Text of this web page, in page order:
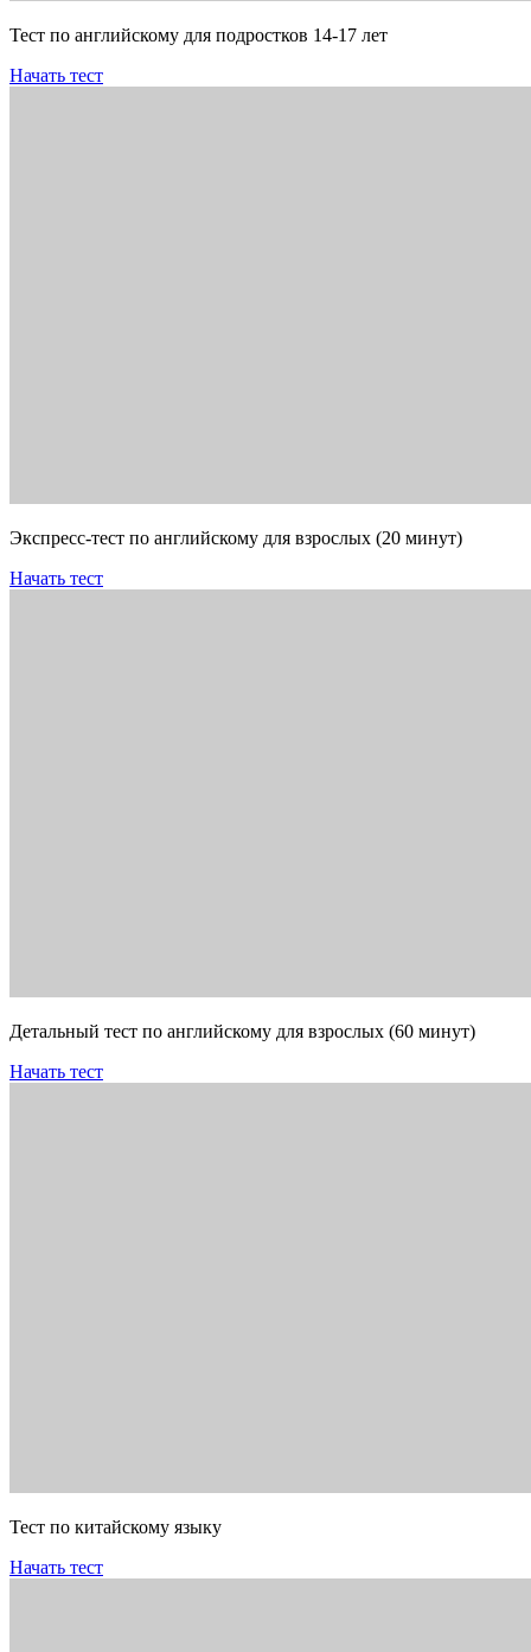
Тест по английскому для подростков 14-17 лет
Начать тест
Экспресс-тест по английскому для взрослых (20 минут)
Начать тест
Детальный тест по английскому для взрослых (60 минут)
Начать тест
Тест по китайскому языку
Начать тест